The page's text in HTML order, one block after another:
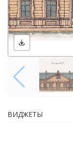
ВИДЖЕТЫ